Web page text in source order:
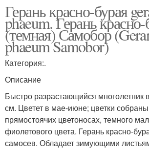
Герань красно-бурая
phaeum. Герань красно-
(темная) Самобор
phaeum Samobor)
Категория:.
Описание
Быстро разрастающийся многолетник
см. Цветет в мае-июне; цветки
прямостоячих цветоносах, темного
фиолетового цвета. Герань красно-
самосев. Обладает зимующими